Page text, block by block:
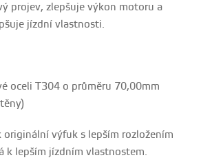
projev, zlepšuje výkon motoru a
jízdní vlastnosti.
oceli T304 o průměru 70,00mm
originální výfuk s lepším rozložením
k lepším jízdním vlastnostem.